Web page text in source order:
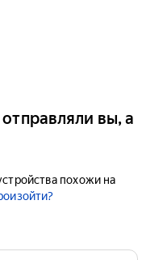
вы, а
похожи на